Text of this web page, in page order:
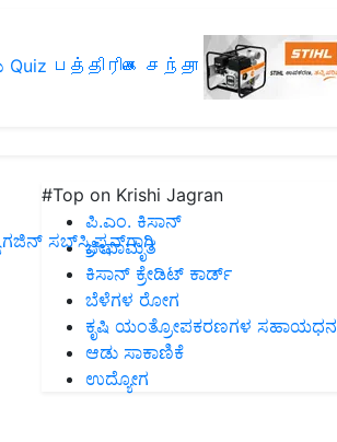
Quiz பத்திரிகை சந்தா
ಸಬ್‌ಸ್ಕ್ರಿಪ್ಷನ್‌ಗಾಗಿ
#Top on Krishi Jagran
ಪಿ.ಎಂ. ಕಿಸಾನ್
ಜೀವಾಮೃತ
ಕಿಸಾನ್ ಕ್ರೇಡಿಟ್ ಕಾರ್ಡ್
ಬೆಳೆಗಳ ರೋಗ
ಕೃಷಿ ಯಂತ್ರೋಪಕರಣಗಳ ಸಹಾಯಧನ
ಆಡು ಸಾಕಾಣಿಕೆ
ಉದ್ಯೋಗ